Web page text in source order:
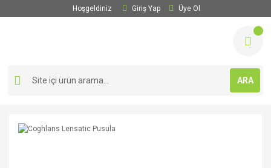
Hoşgeldiniz Giriş Yap Üye Ol
ARA